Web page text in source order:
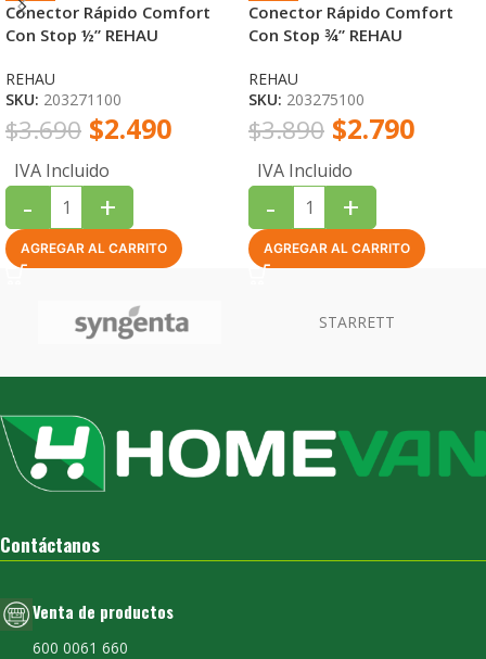
Conector Rápido Comfort
Con Stop ½” REHAU
REHAU
SKU: 203271100
$3.690 $2.490
IVA Incluido
- +
AGREGAR AL CARRITO
Conector Rápido Comfort
Con Stop ¾” REHAU
REHAU
SKU: 203275100
$3.890 $2.790
IVA Incluido
- +
AGREGAR AL CARRITO
Contáctanos
Venta de productos
600 0061 660